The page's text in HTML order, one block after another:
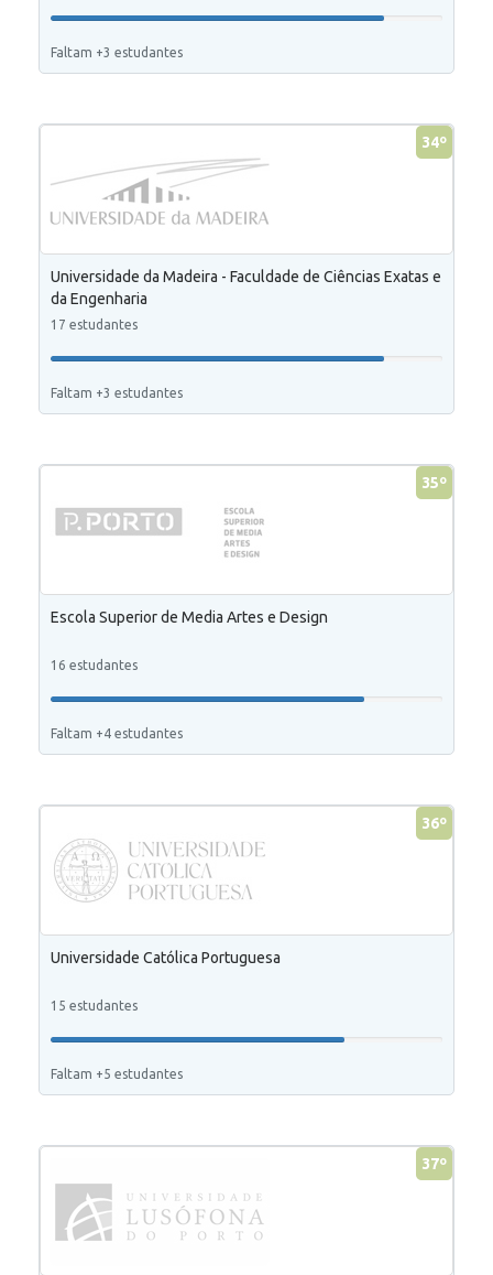
Faltam +3 estudantes
34º
Universidade da Madeira - Faculdade de Ciências Exatas e
da Engenharia
17 estudantes
Faltam +3 estudantes
35º
Escola Superior de Media Artes e Design
16 estudantes
Faltam +4 estudantes
36º
Universidade Católica Portuguesa
15 estudantes
Faltam +5 estudantes
37º